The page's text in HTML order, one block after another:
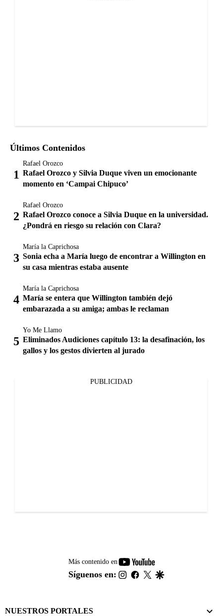
Últimos Contenidos
Rafael Orozco
Rafael Orozco y Silvia Duque viven un emocionante
momento en ‘Campai Chipuco’
Rafael Orozco
Rafael Orozco conoce a Silvia Duque en la universidad.
¿Pondrá en riesgo su relación con Clara?
María la Caprichosa
Sonia echa a María luego de encontrar a Willington en
su casa mientras estaba ausente
María la Caprichosa
María se entera que Willington también dejó
embarazada a su amiga; ambas le reclaman
Yo Me Llamo
Eliminados Audiciones capítulo 13: la desafinación, los
gallos y los gestos divierten al jurado
PUBLICIDAD
Más contenido en
youtube-
footer
Síguenos en: instagram
facebook
twitter
NUESTROS PORTALES